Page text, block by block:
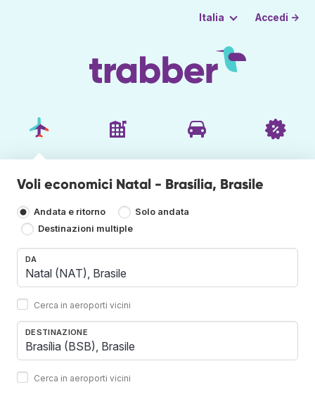
Italia Accedi →
Voli economici Natal - Brasília, Brasile
Andata e ritorno
Solo andata
Destinazioni multiple
DA
Cerca in aeroporti vicini
DESTINAZIONE
Cerca in aeroporti vicini